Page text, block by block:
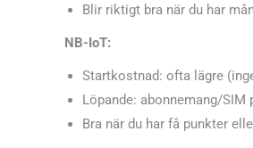
Blir riktigt bra när du har
NB-IoT:
Startkostnad: ofta lägre
Löpande: abonnemang/SIM
Bra när du har få punkter